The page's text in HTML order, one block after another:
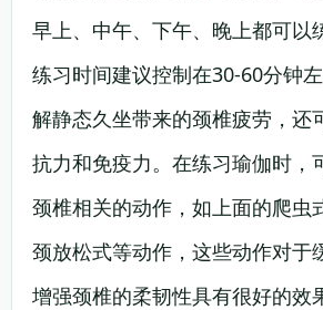
早上、中午、下午、晚上都可以
练习时间建议控制在30-60分钟
解静态久坐带来的颈椎疲劳，还
抗力和免疫力。在练习瑜伽时，
颈椎相关的动作，如上面的爬虫
颈放松式等动作，这些动作对于
增强颈椎的柔韧性具有很好的效